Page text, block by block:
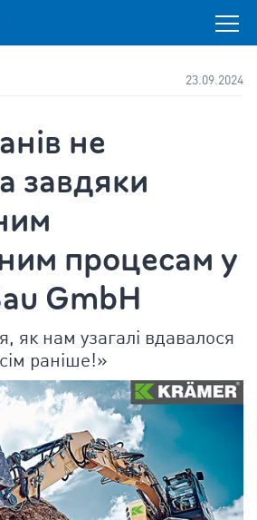
23.09.2024
не
завдяки
процесам у
GmbH
як нам узагалі вдавалося
раніше!»